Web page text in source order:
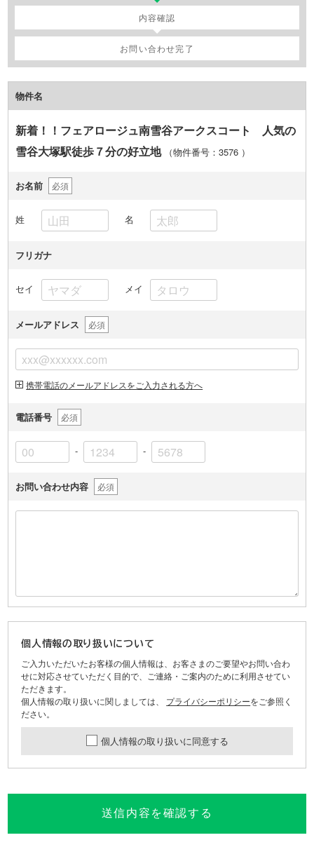
domain
内容確認
お問い合わせ完了
物件名
新着！！フェアロージュ南雪谷アークスコート 人気の
雪谷大塚駅徒歩７分の好立地
（物件番号：3576 ）
お名前 必須
姓 名
フリガナ
セイ メイ
メールアドレス 必須
携帯電話のメールアドレスをご入力される方へ
電話番号 必須
- -
お問い合わせ内容 必須
個人情報の取り扱いについて
ご入力いただいたお客様の個人情報は、お客さまのご要望やお問い合わ
せに対応させていただく目的で、ご連絡・ご案内のために利用させてい
ただきます。
個人情報の取り扱いに関しましては、 プライバシーポリシーをご参照く
ださい。
個人情報の取り扱いに同意する
送信内容を確認する